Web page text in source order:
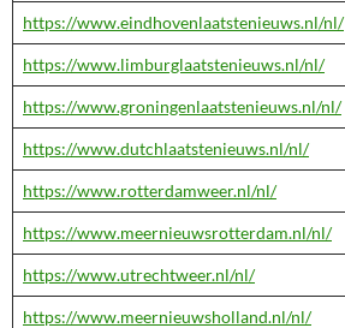
https://www.eindhovenlaatstenieuws.nl/nl/
https://www.limburglaatstenieuws.nl/nl/
https://www.groningenlaatstenieuws.nl/nl/
https://www.dutchlaatstenieuws.nl/nl/
https://www.rotterdamweer.nl/nl/
https://www.meernieuwsrotterdam.nl/nl/
https://www.utrechtweer.nl/nl/
https://www.meernieuwsholland.nl/nl/